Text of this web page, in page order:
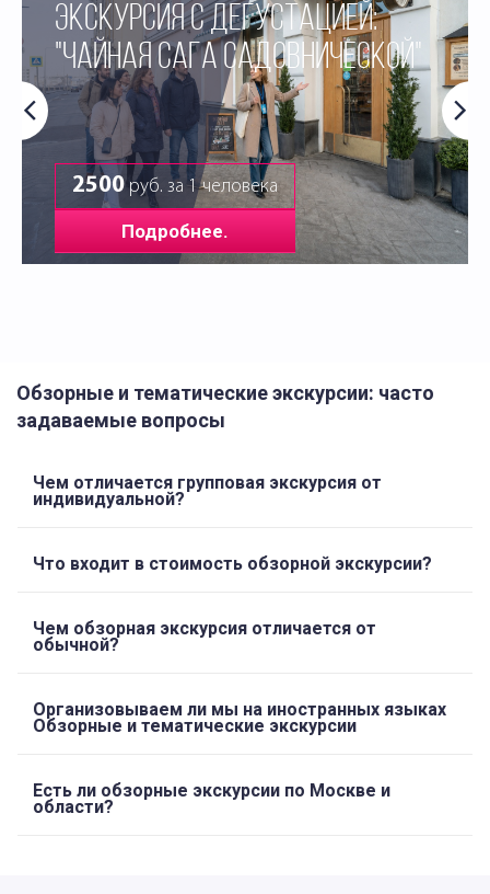
ЭКСКУРСИЯ С ДЕГУСТАЦИЕЙ:
"ЧАЙНАЯ САГА САДОВНИЧЕСКОЙ"
2500руб. за 1 человека
Подробнее.
Обзорные и тематические экскурсии: часто
задаваемые вопросы
Чем отличается групповая экскурсия от
индивидуальной?
Что входит в стоимость обзорной экскурсии?
Чем обзорная экскурсия отличается от
обычной?
Организовываем ли мы на иностранных языках
Обзорные и тематические экскурсии
Есть ли обзорные экскурсии по Москве и
области?